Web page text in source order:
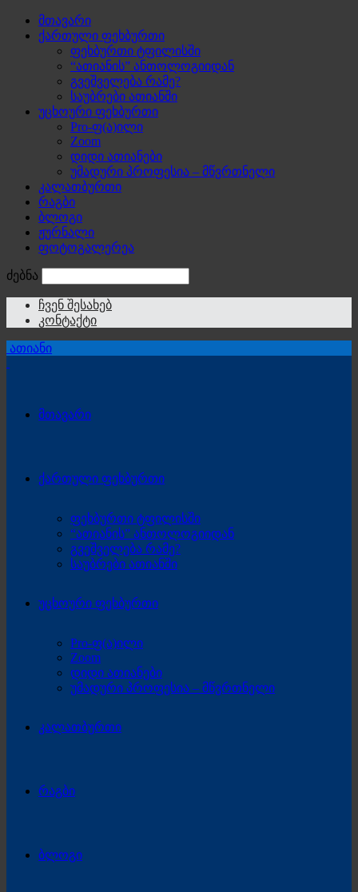
მთავარი
ქართული ფეხბურთი
ფეხბურთი ტფილისში
“ათიანის” ანთოლოგიიდან
გვეშველება რამე?
საუბრები ათიანში
უცხოური ფეხბურთი
Pro-ფ(ა)ილი
Zoom
დიდი ათიანები
უმადური პროფესია – მწვრთნელი
კალათბურთი
რაგბი
ბლოგი
ჟურნალი
ფოტოგალერეა
ძებნა
ჩვენ შესახებ
კონტაქტი
ათიანი
მთავარი
ქართული ფეხბურთი
ფეხბურთი ტფილისში
“ათიანის” ანთოლოგიიდან
გვეშველება რამე?
საუბრები ათიანში
უცხოური ფეხბურთი
Pro-ფ(ა)ილი
Zoom
დიდი ათიანები
უმადური პროფესია – მწვრთნელი
კალათბურთი
რაგბი
ბლოგი